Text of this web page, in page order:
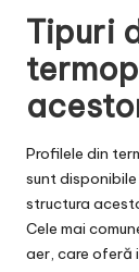
Tipuri
Profilele din
sunt
structura
Cele mai
aer, care oferă